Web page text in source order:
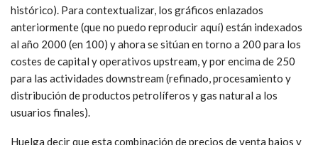
histórico). Para contextualizar, los gráficos enlazados
anteriormente (que no puedo reproducir aquí) están indexados
al año 2000 (en 100) y ahora se sitúan en torno a 200 para los
costes de capital y operativos upstream, y por encima de 250
para las actividades downstream (refinado, procesamiento y
distribución de productos petrolíferos y gas natural a los
usuarios finales).
Huelga decir que esta combinación de precios de venta bajos y